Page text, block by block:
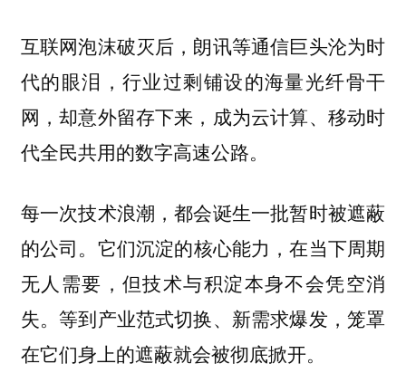
互联网泡沫破灭后，朗讯等通信巨头沦为时
代的眼泪，行业过剩铺设的海量光纤骨干
网，却意外留存下来，成为云计算、移动时
代全民共用的数字高速公路。
每一次技术浪潮，都会诞生一批暂时被遮蔽
的公司。 它们沉淀的核心能力，在当下周期
无人需要，但技术与积淀本身不会凭空消
失。等到产业范式切换、新需求爆发，笼罩
在它们身上的遮蔽就会被彻底掀开。